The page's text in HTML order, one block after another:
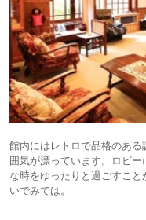
館内にはレトロで品格のあ
囲気が漂っています。ロビ
な時をゆったりと過ごすこ
いでみては。